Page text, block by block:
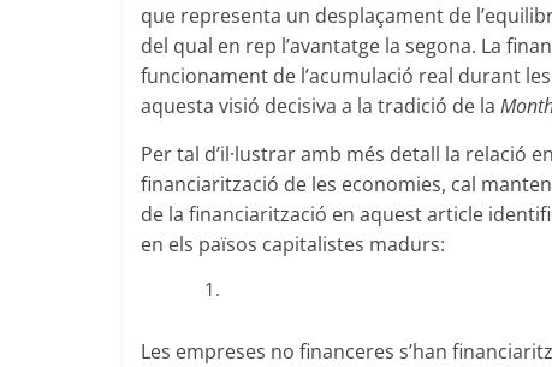
que representa un desplaçament de
del qual en rep l’avantatge la segona. La
funcionament de l’acumulació real durant
aquesta visió decisiva a la tradició de la
Per tal d’il·lustrar amb més detall la relació
financiarització de les economies, cal
de la financiarització en aquest article
en els països capitalistes madurs:
Les empreses no financeres s’han